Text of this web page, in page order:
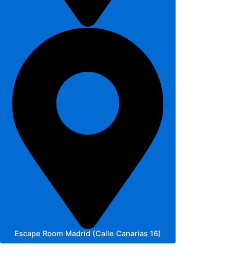
Escape Room Madrid (Calle Canarias 16)